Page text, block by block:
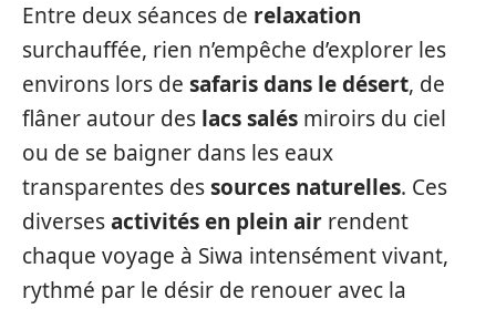
Entre deux séances de relaxation
surchauffée, rien n’empêche d’explorer les
environs lors de safaris dans le désert, de
flâner autour des lacs salés miroirs du ciel
ou de se baigner dans les eaux
transparentes dessources naturelles. Ces
diversesactivités en plein air rendent
chaque voyage à Siwa intensément vivant,
rythmé par le désir de renouer avec la